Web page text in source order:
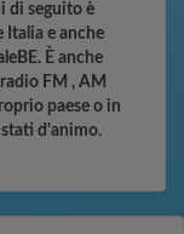
di seguito è
Italia e anche
È anche
FM , AM
paese o in
d'animo.